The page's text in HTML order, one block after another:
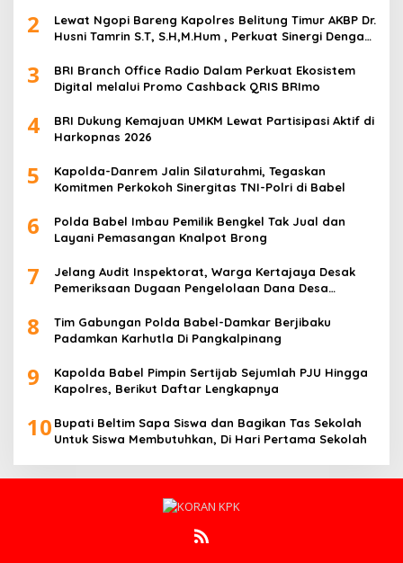
2
Lewat Ngopi Bareng Kapolres Belitung Timur AKBP Dr.
Husni Tamrin S.T, S.H,M.Hum , Perkuat Sinergi Dengan
3
BRI Branch Office Radio Dalam Perkuat Ekosistem
Digital melalui Promo Cashback QRIS BRImo
4
BRI Dukung Kemajuan UMKM Lewat Partisipasi Aktif di
Harkopnas 2026
5
Kapolda-Danrem Jalin Silaturahmi, Tegaskan
Komitmen Perkokoh Sinergitas TNI-Polri di Babel
6
Polda Babel Imbau Pemilik Bengkel Tak Jual dan
Layani Pemasangan Knalpot Brong
7
Jelang Audit Inspektorat, Warga Kertajaya Desak
Pemeriksaan Dugaan Pengelolaan Dana Desa
8
Tim Gabungan Polda Babel-Damkar Berjibaku
Padamkan Karhutla Di Pangkalpinang
9
Kapolda Babel Pimpin Sertijab Sejumlah PJU Hingga
Kapolres, Berikut Daftar Lengkapnya
10 Bupati Beltim Sapa Siswa dan Bagikan Tas Sekolah
Untuk Siswa Membutuhkan, Di Hari Pertama Sekolah